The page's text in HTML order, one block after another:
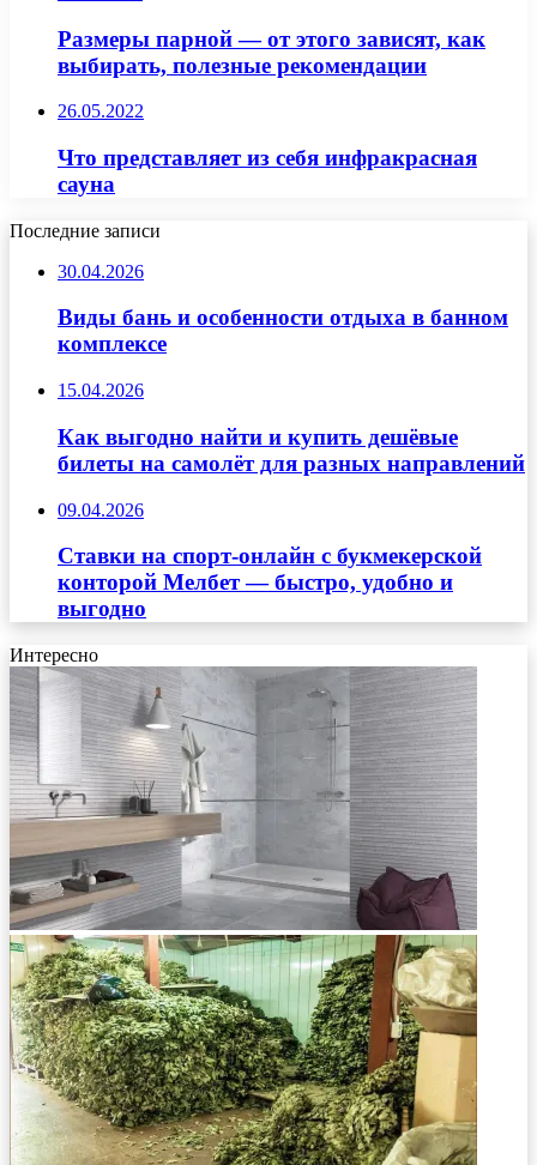
Размеры парной — от этого зависят, как
выбирать, полезные рекомендации
26.05.2022
Что представляет из себя инфракрасная
сауна
Последние записи
30.04.2026
Виды бань и особенности отдыха в банном
комплексе
15.04.2026
Как выгодно найти и купить дешёвые
билеты на самолёт для разных направлений
09.04.2026
Ставки на спорт-онлайн с букмекерской
конторой Мелбет — быстро, удобно и
выгодно
Интересно